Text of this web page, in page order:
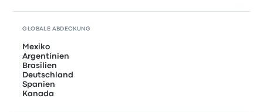
GLOBALE ABDECKUNG
Mexiko
Argentinien
Brasilien
Deutschland
Spanien
Kanada